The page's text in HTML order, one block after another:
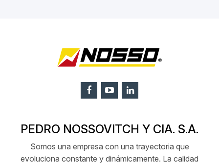
PEDRO NOSSOVITCH Y CIA. S.A.
Somos una empresa con una trayectoria que
evoluciona constante y dinámicamente. La calidad